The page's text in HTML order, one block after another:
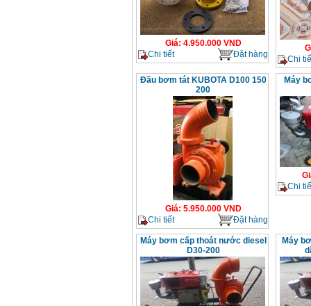
Giá: 4.950.000VND
Chi tiết
Đặt hàng
Chi
Đầu bơm tát KUBOTA D100 150
200
Giá: 5.950.000VND
Chi tiết
Đặt hàng
Máy
Chi
Máy bơm cấp thoát nước diesel
D30-200
Máy